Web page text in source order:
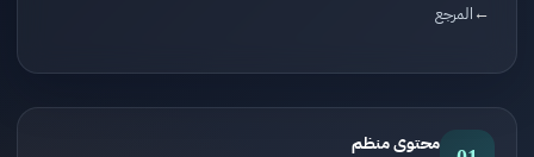
المرجع
محتوى منظم